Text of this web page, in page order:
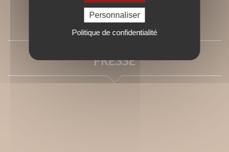
SOMMAIRE
PRESSE
Personnaliser
Politique de confidentialité